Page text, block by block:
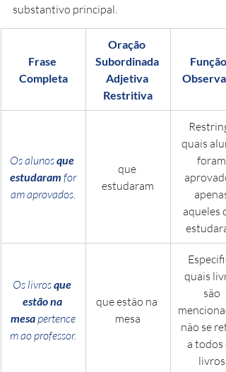
substantivo principal.
Frase
Completa
Oração
Subordinada
Adjetiva
Restritiva
Função
Os alunos que
estudaram for
am aprovados.
que
estudaram
quais
foram
apenas
aqueles
Os livros que
estão na
mesa pertence
m ao professor.
que estão na
mesa
quais
são
não se
a todos
livros.